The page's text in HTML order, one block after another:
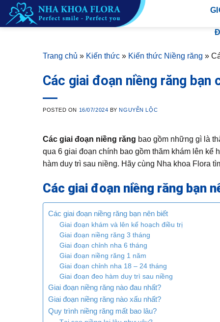
Skip
Trang chủ » Kiến thức » Kiến thức Niềng răng »
Các giai đoạn niềng răng bạn
POSTED ON 16/07/2024 BYNGUYỄN LỘC
Các giai đoạn niềng răng bao gồm những gì là
qua 6 giai đoạn chính bao gồm thăm khám lên kế
hàm duy trì sau niềng. Hãy cùng Nha khoa Flora
Các giai đoạn niềng răng bạn
Các giai đoạn niềng răng bạn nên biết
Giai đoạn khám và lên kế hoạch điều trị
Giai đoạn niềng răng 3 tháng
Giai đoạn chỉnh nha 6 tháng
Giai đoạn niềng răng 1 năm
Giai đoạn chỉnh nha 18 – 24 tháng
Giai đoạn đeo hàm duy trì sau niềng
Giai đoạn niềng răng nào đau nhất?
Giai đoạn niềng răng nào xấu nhất?
Quy trình niềng răng mất bao lâu?